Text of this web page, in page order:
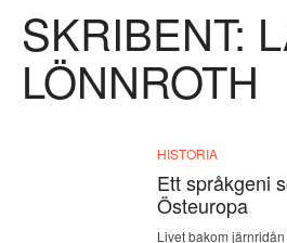
SKRIBENT:
LÖNNROTH
HISTORIA
Ett språkgeni
Östeuropa
Livet bakom